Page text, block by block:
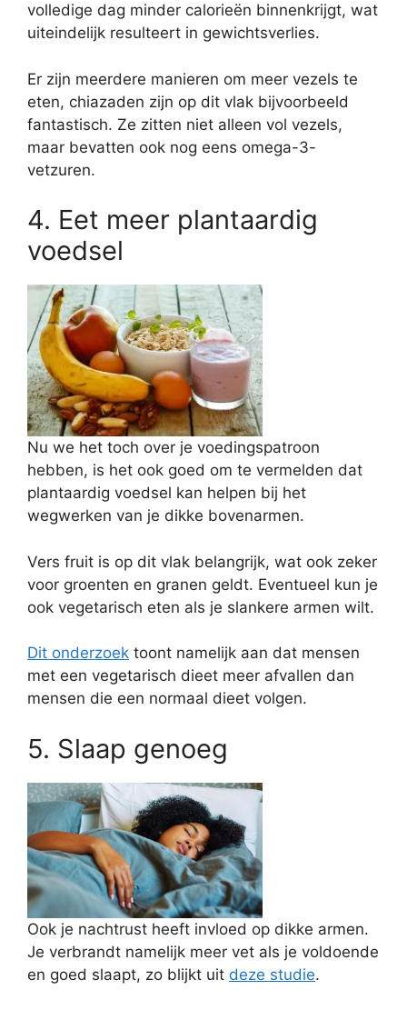
volledige dag minder calorieën binnenkrijgt, wat
uiteindelijk resulteert in gewichtsverlies.
Er zijn meerdere manieren om meer vezels te
eten, chiazaden zijn op dit vlak bijvoorbeeld
fantastisch. Ze zitten niet alleen vol vezels,
maar bevatten ook nog eens omega-3-
vetzuren.
4. Eet meer plantaardig
voedsel
Nu we het toch over je voedingspatroon
hebben, is het ook goed om te vermelden dat
plantaardig voedsel kan helpen bij het
wegwerken van je dikke bovenarmen.
Vers fruit is op dit vlak belangrijk, wat ook zeker
voor groenten en granen geldt. Eventueel kun je
ook vegetarisch eten als je slankere armen wilt.
Dit onderzoek toont namelijk aan dat mensen
met een vegetarisch dieet meer afvallen dan
mensen die een normaal dieet volgen.
5. Slaap genoeg
Ook je nachtrust heeft invloed op dikke armen.
Je verbrandt namelijk meer vet als je voldoende
en goed slaapt, zo blijkt uit deze studie.